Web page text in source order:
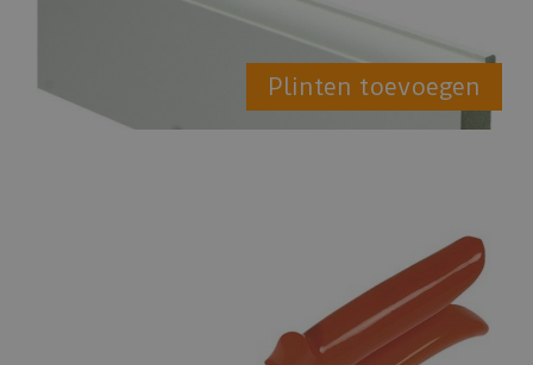
Plinten toevoegen